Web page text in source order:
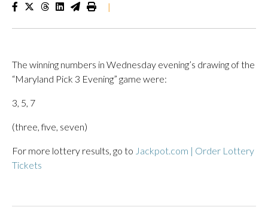
|
The winning numbers in Wednesday evening’s drawing of the
“Maryland Pick 3 Evening” game were:
3, 5, 7
(three, five, seven)
For more lottery results, go to Jackpot.com | Order Lottery
Tickets